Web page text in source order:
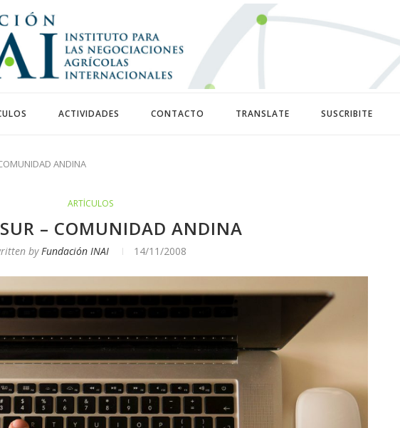
ACTIVIDADES CONTACTO TRANSLATE SUSCRIBITE
ANDINA
ARTÍCULOS
– COMUNIDAD ANDINA
by Fundación INAI 14/11/2008
GLOBAL
Y...
10/Jun/2026
ARGENTINA INICIÓ LA
APLICACIÓN PROVISORIA DEL...